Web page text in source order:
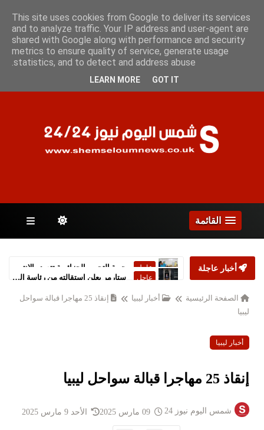
الجمعة 7 أغسطس 2026
الصفحات
القائمة
أخبار عاجلة عاجل
الصفحة الرئيسية أخبار ليبيا
إنقاذ 25 مهاجرا قبالة سواحل
ليبيا
أخبار ليبيا
إنقاذ 25 مهاجرا قبالة سواحل ليبيا
شمس اليوم نيوز 24 الأحد 9 مارس 2025
This site uses cookies from Google to deliver its services
and to analyze traffic. Your IP address and user-agent are
shared with Google along with performance and security
metrics to ensure quality of service, generate usage
statistics, and to detect and address abuse.
LEARN MORE GOT IT